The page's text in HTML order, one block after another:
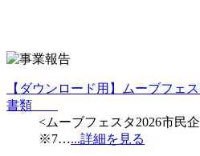
【ダウンロード用】ムーブフェ
書類
<ムーブフェスタ2026市民
※7…...詳細を見る